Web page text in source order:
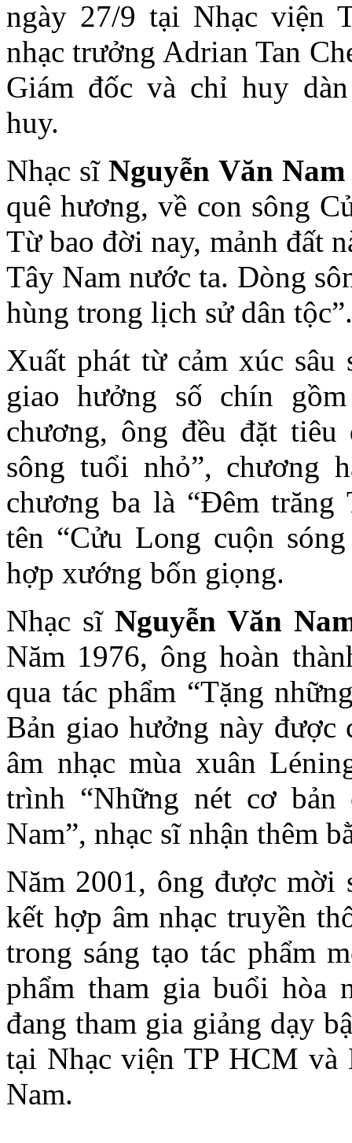
ngày 27/9 tại Nhạc viện
nhạc trưởng Adrian Tan
Giám đốc và chỉ huy
huy.
Nhạc sĩNguyễn Văn Nam
quê hương, về con sông
Từ bao đời nay, mảnh đất
Tây Nam nước ta. Dòng
hùng trong lịch sử dân tộc”.
Xuất phát từ cảm xúc
giao hưởng số chín
chương, ông đều đặt
sông tuổi nhỏ”, chương
chương ba là “Đêm trăng
tên “Cửu Long cuộn
hợp xướng bốn giọng.
Nhạc sĩ Nguyễn Văn
Năm 1976, ông hoàn
qua tác phẩm “Tặng
Bản giao hưởng này
âm nhạc mùa xuân
trình “Những nét cơ bản
Nam”, nhạc sĩ nhận thêm
Năm 2001, ông được mời
kết hợp âm nhạc truyền
trong sáng tạo tác phẩm
phẩm tham gia buổi hòa
đang tham gia giảng dạy
tại Nhạc viện TP HCM và
Nam.